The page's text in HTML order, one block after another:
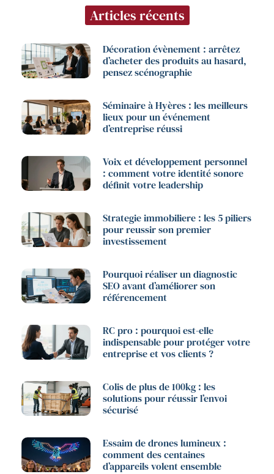
Articles récents
Décoration évènement : arrêtez
d’acheter des produits au hasard,
pensez scénographie
Séminaire à Hyères : les meilleurs
lieux pour un événement
d’entreprise réussi
Voix et développement personnel
: comment votre identité sonore
définit votre leadership
Strategie immobiliere : les 5 piliers
pour reussir son premier
investissement
Pourquoi réaliser un diagnostic
SEO avant d’améliorer son
référencement
RC pro : pourquoi est-elle
indispensable pour protéger votre
entreprise et vos clients ?
Colis de plus de 100kg : les
solutions pour réussir l’envoi
sécurisé
Essaim de drones lumineux :
comment des centaines
d’appareils volent ensemble